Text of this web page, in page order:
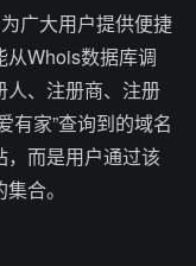
广大用户提供便捷
从Whois数据库调
人、注册商、注册
有家”查询到的域名
而是用户通过该
合。